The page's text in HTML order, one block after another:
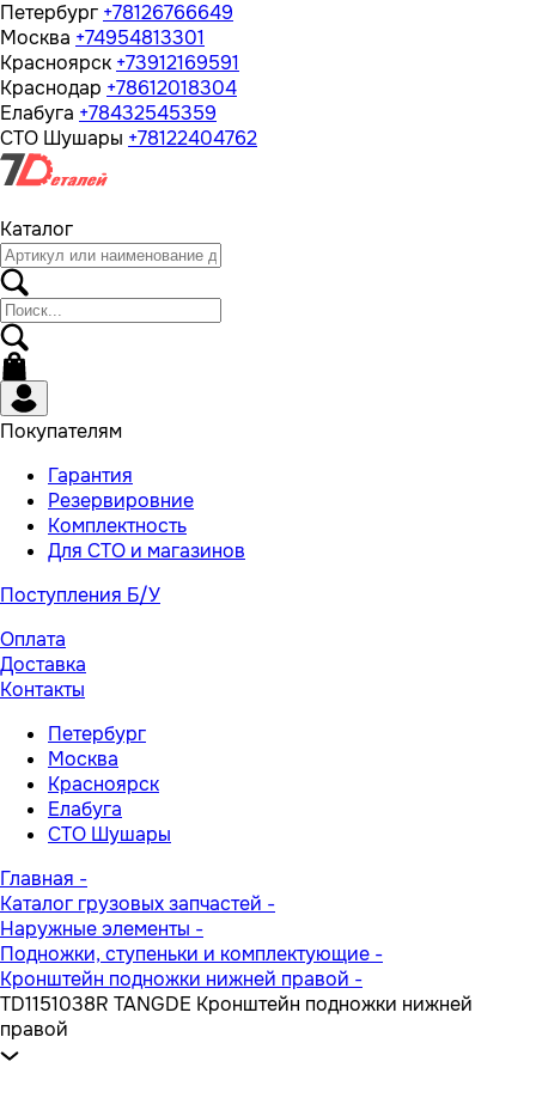
Петербург +78126766649
Москва +74954813301
Красноярск +73912169591
Краснодар +78612018304
Елабуга +78432545359
СТО Шушары +78122404762
Каталог
Покупателям
Гарантия
Резервировние
Комплектность
Для СТО и магазинов
Поступления Б/У
Оплата
Доставка
Контакты
Петербург
Москва
Красноярск
Елабуга
СТО Шушары
Главная -
Каталог грузовых запчастей -
Наружные элементы -
Подножки, ступеньки и комплектующие -
Кронштейн подножки нижней правой -
TD1151038R TANGDE Кронштейн подножки нижней
правой